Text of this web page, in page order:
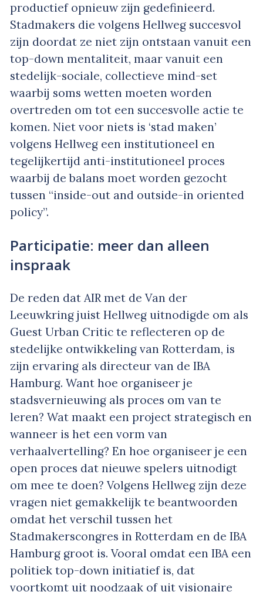
productief opnieuw zijn gedefinieerd.
Stadmakers die volgens Hellweg succesvol
zijn doordat ze niet zijn ontstaan vanuit een
top-down mentaliteit, maar vanuit een
stedelijk-sociale, collectieve mind-set
waarbij soms wetten moeten worden
overtreden om tot een succesvolle actie te
komen. Niet voor niets is ‘stad maken’
volgens Hellweg een institutioneel en
tegelijkertijd anti-institutioneel proces
waarbij de balans moet worden gezocht
tussen “inside-out and outside-in oriented
policy”.
Participatie: meer dan alleen
inspraak
De reden dat AIR met de Van der
Leeuwkring juist Hellweg uitnodigde om als
Guest Urban Critic te reflecteren op de
stedelijke ontwikkeling van Rotterdam, is
zijn ervaring als directeur van de IBA
Hamburg. Want hoe organiseer je
stadsvernieuwing als proces om van te
leren? Wat maakt een project strategisch en
wanneer is het een vorm van
verhaalvertelling? En hoe organiseer je een
open proces dat nieuwe spelers uitnodigt
om mee te doen? Volgens Hellweg zijn deze
vragen niet gemakkelijk te beantwoorden
omdat het verschil tussen het
Stadmakerscongres in Rotterdam en de IBA
Hamburg groot is. Vooral omdat een IBA een
politiek top-down initiatief is, dat
voortkomt uit noodzaak of uit visionaire